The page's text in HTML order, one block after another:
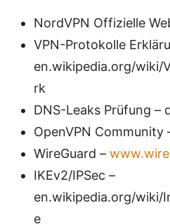
NordVPN Offizielle
VPN-Protokolle
en.wikipedia.org/wiki/
rk
DNS-Leaks Prüfung –
OpenVPN Community
WireGuard –
IKEv2/IPSec –
en.wikipedia.org/wiki/
e